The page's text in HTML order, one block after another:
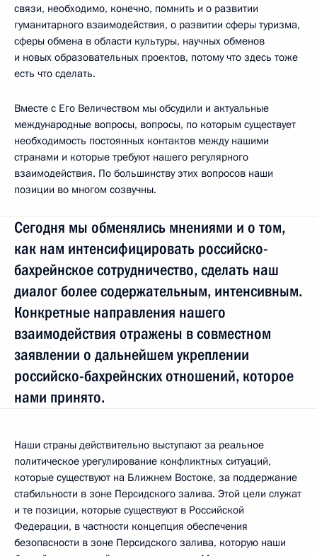
связи, необходимо, конечно, помнить и о развитии
гуманитарного взаимодействия, о развитии сферы туризма,
сферы обмена в области культуры, научных обменов
и новых образовательных проектов, потому что здесь тоже
есть что сделать.
Вместе с Его Величеством мы обсудили и актуальные
международные вопросы, вопросы, по которым существует
необходимость постоянных контактов между нашими
странами и которые требуют нашего регулярного
взаимодействия. По большинству этих вопросов наши
позиции во многом созвучны.
Сегодня мы обменялись мнениями и о том,
как нам интенсифицировать российско-
бахрейнское сотрудничество, сделать наш
диалог более содержательным, интенсивным.
Конкретные направления нашего
взаимодействия отражены в совместном
заявлении о дальнейшем укреплении
российско-бахрейнских отношений, которое
нами принято.
Наши страны действительно выступают за реальное
политическое урегулирование конфликтных ситуаций,
которые существуют на Ближнем Востоке, за поддержание
стабильности в зоне Персидского залива. Этой цели служат
и те позиции, которые существуют в Российской
Федерации, в частности концепция обеспечения
безопасности в зоне Персидского залива, которую наши